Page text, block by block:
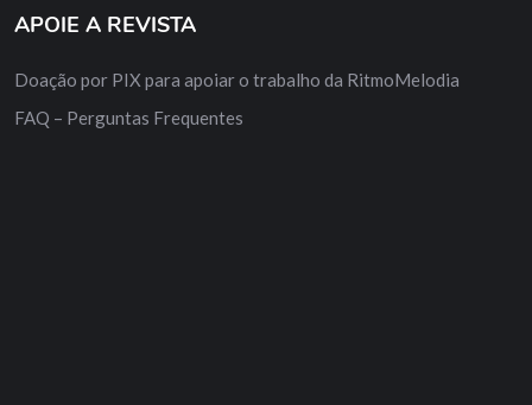
APOIE A REVISTA
Doação por PIX para apoiar o trabalho da RitmoMelodia
FAQ – Perguntas Frequentes